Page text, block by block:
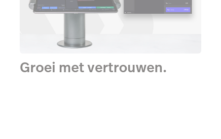
Groei met vertrouwen.